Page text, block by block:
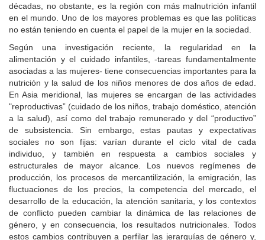
décadas, no obstante, es la región con más malnutrición infantil
en el mundo. Uno de los mayores problemas es que las políticas
no están teniendo en cuenta el papel de la mujer en la sociedad.
Según una investigación reciente, la regularidad en la
alimentación y el cuidado infantiles, -tareas fundamentalmente
asociadas a las mujeres- tiene consecuencias importantes para la
nutrición y la salud de los niños menores de dos años de edad.
En Asia meridional, las mujeres se encargan de las actividades
"reproductivas” (cuidado de los niños, trabajo doméstico, atención
a la salud), así como del trabajo remunerado y del “productivo”
de subsistencia. Sin embargo, estas pautas y expectativas
sociales no son fijas: varían durante el ciclo vital de cada
individuo, y también en respuesta a cambios sociales y
estructurales de mayor alcance. Los nuevos regímenes de
producción, los procesos de mercantilización, la emigración, las
fluctuaciones de los precios, la competencia del mercado, el
desarrollo de la educación, la atención sanitaria, y los contextos
de conflicto pueden cambiar la dinámica de las relaciones de
género, y en consecuencia, los resultados nutricionales. Todos
estos cambios contribuyen a perfilar las jerarquías de género y,